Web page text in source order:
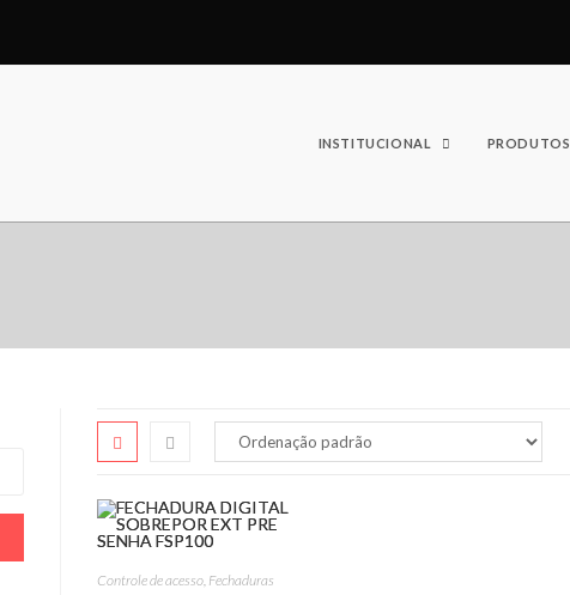
INSTITUCIONAL PRODUTOS
Controle de acesso, Fechaduras